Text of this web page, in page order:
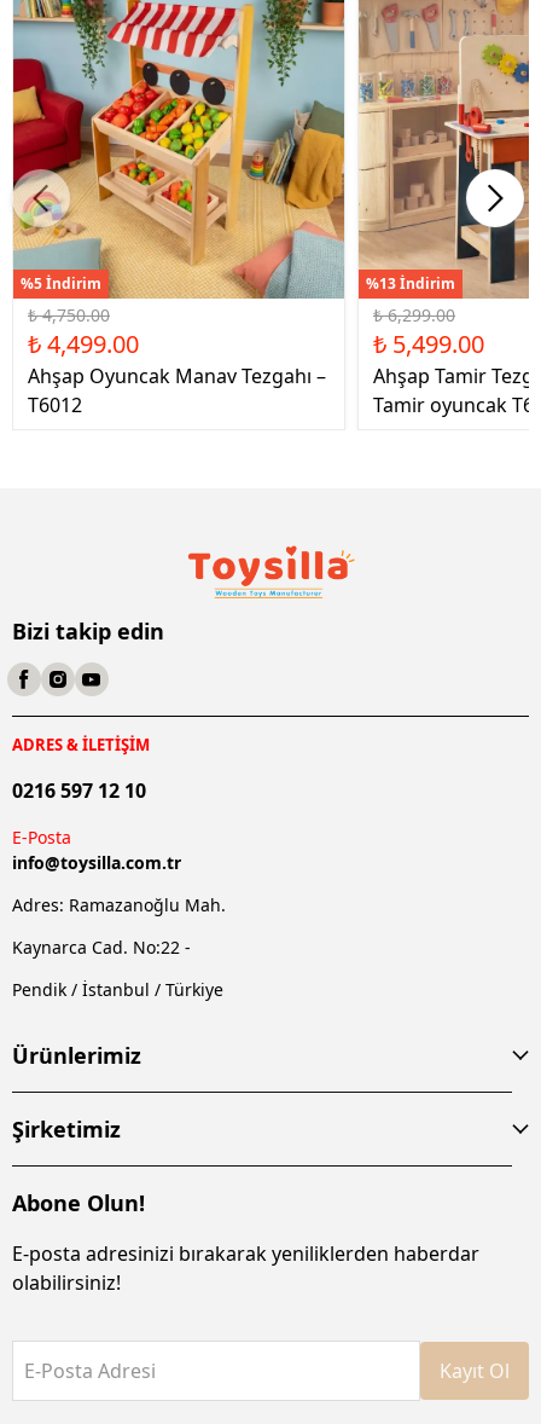
%5 İndirim
₺ 4,750.00
₺ 4,499.00
Ahşap Oyuncak Manav Tezgahı –
T6012
%13 İndirim
₺ 6,299.00
₺ 5,499.00
Ahşap Tamir
Tamir oyuncak
Bizi takip edin
ADRES & İLETİŞİM
0216 597 12 10
E-Posta
info@toysilla.com.tr
Adres: Ramazanoğlu Mah.
Kaynarca Cad. No:22 -
Pendik / İstanbul / Türkiye
Ürünlerimiz
Şirketimiz
Abone Olun!
E-posta adresinizi bırakarak yeniliklerden haberdar
olabilirsiniz!
E-Posta Adresi Kayıt Ol